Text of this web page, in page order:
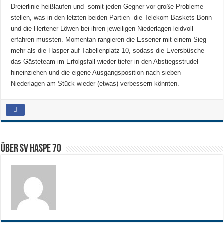
Dreierlinie heißlaufen und somit jeden Gegner vor große Probleme
stellen, was in den letzten beiden Partien die Telekom Baskets Bonn
und die Hertener Löwen bei ihren jeweiligen Niederlagen leidvoll
erfahren mussten. Momentan rangieren die Essener mit einem Sieg
mehr als die Hasper auf Tabellenplatz 10, sodass die Eversbüsche
das Gästeteam im Erfolgsfall wieder tiefer in den Abstiegsstrudel
hineinziehen und die eigene Ausgangsposition nach sieben
Niederlagen am Stück wieder (etwas) verbessern könnten.
Über SV HASPE 70